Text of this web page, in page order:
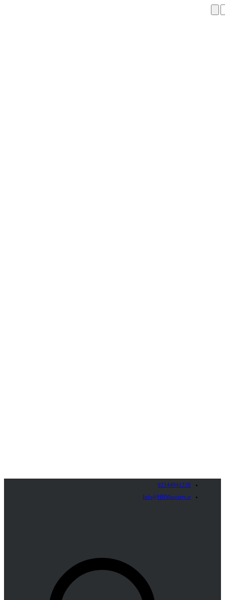
02144941238
Info@HRMsociety.ir